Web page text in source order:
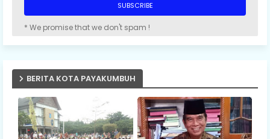
* We promise that we don't spam !
BERITA KOTA PAYAKUMBUH